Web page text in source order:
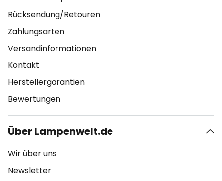
Rücksendung/Retouren
Zahlungsarten
Versandinformationen
Kontakt
Herstellergarantien
Bewertungen
Über Lampenwelt.de
Wir über uns
Newsletter